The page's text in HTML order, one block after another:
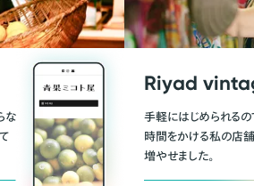
な
Riyad
手軽にはじめられるの
時間をかける私の店
増やせました。